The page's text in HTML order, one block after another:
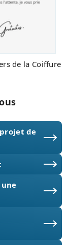
de la Coiffure
de